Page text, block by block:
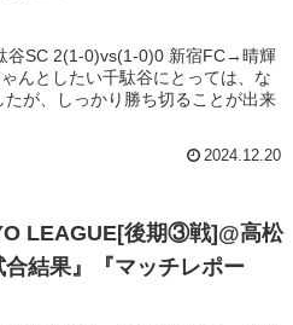
SC 2(1-0)vs(1-0)0 新宿FC→晴輝
んとしたい千駄谷にとっては、な
が、しっかり勝ち切ることが出来
2024.12.20
LEAGUE[後期③戦]@高松
結果』『マッチレポー